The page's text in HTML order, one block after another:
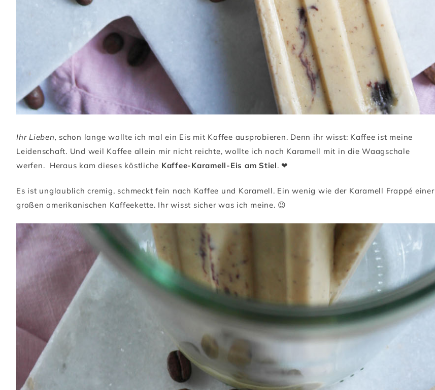
Ihr Lieben, schon lange wollte ich mal ein Eis mit Kaffee ausprobieren. Denn ihr wisst: Kaffee ist meine
Leidenschaft. Und weil Kaffee allein mir nicht reichte, wollte ich noch Karamell mit in die Waagschale
werfen. Heraus kam dieses köstliche Kaffee-Karamell-Eis am Stiel. ❤
Es ist unglaublich cremig, schmeckt fein nach Kaffee und Karamell. Ein wenig wie der Karamell Frappé einer
großen amerikanischen Kaffeekette. Ihr wisst sicher was ich meine. 😉